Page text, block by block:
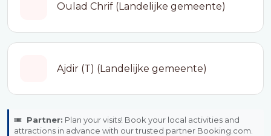
Oulad Chrif (Landelijke gemeente)
Ajdir (T) (Landelijke gemeente)
🎟️ Partner: Plan your visits! Book your local activities and
attractions in advance with our trusted partner Booking.com.